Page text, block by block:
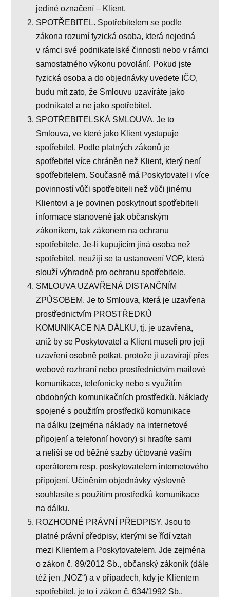
jediné označení – Klient.
SPOTŘEBITEL. Spotřebitelem se podle
zákona rozumí fyzická osoba, která nejedná
v rámci své podnikatelské činnosti nebo v rámci
samostatného výkonu povolání. Pokud jste
fyzická osoba a do objednávky uvedete IČO,
budu mít zato, že Smlouvu uzavíráte jako
podnikatel a ne jako spotřebitel.
SPOTŘEBITELSKÁ SMLOUVA. Je to
Smlouva, ve které jako Klient vystupuje
spotřebitel. Podle platných zákonů je
spotřebitel více chráněn než Klient, který není
spotřebitelem. Současně má Poskytovatel i více
povinností vůči spotřebiteli než vůči jinému
Klientovi a je povinen poskytnout spotřebiteli
informace stanovené jak občanským
zákoníkem, tak zákonem na ochranu
spotřebitele. Je-li kupujícím jiná osoba než
spotřebitel, neužijí se ta ustanovení VOP, která
slouží výhradně pro ochranu spotřebitele.
SMLOUVA UZAVŘENÁ DISTANČNÍM
ZPŮSOBEM. Je to Smlouva, která je uzavřena
prostřednictvím PROSTŘEDKŮ
KOMUNIKACE NA DÁLKU, tj. je uzavřena,
aniž by se Poskytovatel a Klient museli pro její
uzavření osobně potkat, protože ji uzavírají přes
webové rozhraní nebo prostřednictvím mailové
komunikace, telefonicky nebo s využitím
obdobných komunikačních prostředků. Náklady
spojené s použitím prostředků komunikace
na dálku (zejména náklady na internetové
připojení a telefonní hovory) si hradíte sami
a neliší se od běžné sazby účtované vaším
operátorem resp. poskytovatelem internetového
připojení. Učiněním objednávky výslovně
souhlasíte s použitím prostředků komunikace
na dálku.
ROZHODNÉ PRÁVNÍ PŘEDPISY. Jsou to
platné právní předpisy, kterými se řídí vztah
mezi Klientem a Poskytovatelem. Jde zejména
o zákon č. 89/2012 Sb., občanský zákoník (dále
též jen „NOZ“) a v případech, kdy je Klientem
spotřebitel, je to i zákon č. 634/1992 Sb.,